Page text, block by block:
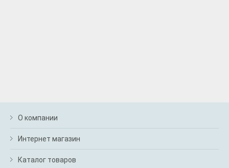
О компании
Интернет магазин
Каталог товаров